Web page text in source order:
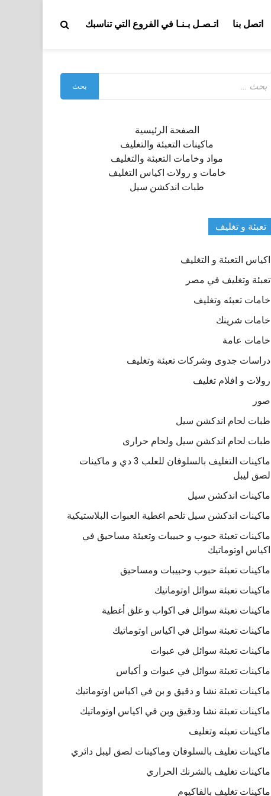
اتصل بنا اتـصـل بـنـا في الفروع التي تناسبك
عن:
الصفحة الرئيسية
ماكينات التعبئة والتغليف
مواد وخامات التعبئة والتغليف
خامات و رولات اكياس التغليف
طبات اندكشن سيل
تعبئة و تغليف
اكياس التعبئة و التغليف
تعبئة وتغليف في مصر
خامات تعبئه وتغليف
خامات شرينك
خامات عامة
دراسات جدوى وشركات تعبئة وتغليف
رولات و افلام تغليف
صور
طبات لحام اندكشن سيل
طبات لحام اندكشن سيل ولحام حرارى
ماكينات التغليف بالسلوفان للعلب 3 دي و ماكينات
لصق ليبل
ماكينات اندكشن سيل
ماكينات اندكشن سيل تلحم اغطية العبوات البلاستيكية
ماكينات تعبئة حبوب و حبيبات وتعبئة مساحيق في
اكياس اوتوماتيك
ماكينات تعبئة حبوب وحبيبات ومساحيق
ماكينات تعبئة سوائل اوتوماتيك
ماكينات تعبئة سوائل فى اكواب و غلق أغطية
ماكينات تعبئة سوائل في اكياس اوتوماتيك
ماكينات تعبئة سوائل في عبوات
ماكينات تعبئة سوائل في عبوات و أكياس
ماكينات تعبئة نشا و دقيق و بن في اكياس اوتوماتيك
ماكينات تعبئة نشا ودقيق وبن في اكياس اوتوماتيك
ماكينات تعبئه وتغليف
ماكينات تغليف بالسلوفان وماكينات لصق ليبل دائري
ماكينات تغليف بالشرنك الحراري
ماكينات تغليف بالفاكيوم